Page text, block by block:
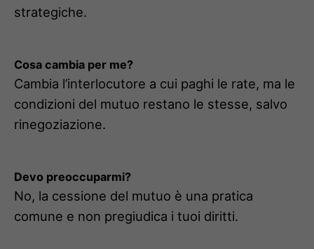
strategiche.
Cosa cambia per me?
Cambia l’interlocutore a cui paghi le rate, ma le
condizioni del mutuo restano le stesse, salvo
rinegoziazione.
Devo preoccuparmi?
No, la cessione del mutuo è una pratica
comune e non pregiudica i tuoi diritti.